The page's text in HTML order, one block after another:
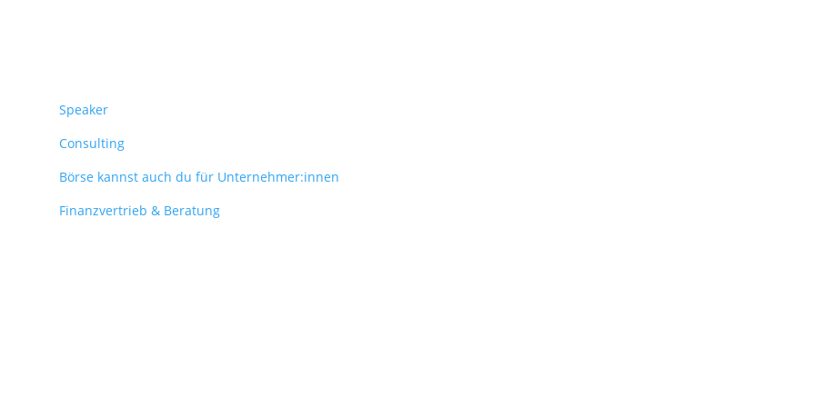
Speaker
Consulting
Börse kannst auch du für Unternehmer:innen
Finanzvertrieb & Beratung